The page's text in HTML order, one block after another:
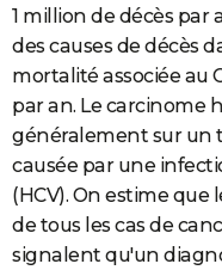
FORUM
Bricolage
Lifestyle
Culture
Sport
Auto
Television
Voyage
Cinema
1 million de décès par
des causes de décès
mortalité associée au
par an. Le carcinome
généralement sur un
causée par une
(HCV). On estime que
de tous les cas de
signalent qu'un